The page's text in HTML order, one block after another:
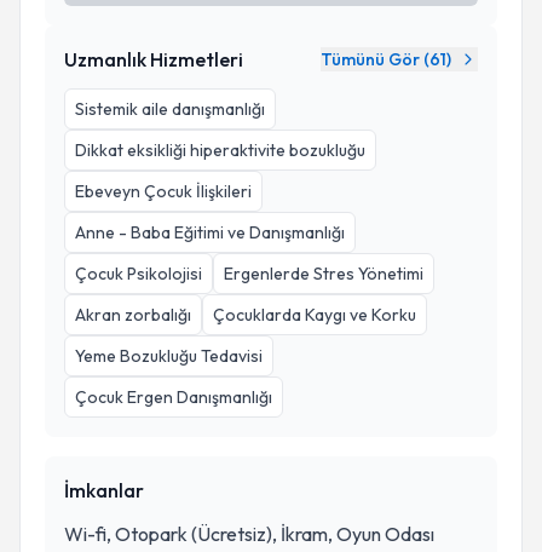
Uzmanlık Hizmetleri Tümünü Gör (61)
Sistemik aile danışmanlığı
Dikkat eksikliği hiperaktivite bozukluğu
Ebeveyn Çocuk İlişkileri
Anne - Baba Eğitimi ve Danışmanlığı
Çocuk Psikolojisi
Ergenlerde Stres Yönetimi
Akran zorbalığı
Çocuklarda Kaygı ve Korku
Yeme Bozukluğu Tedavisi
Çocuk Ergen Danışmanlığı
İmkanlar
Wi-fi, Otopark (Ücretsiz), İkram, Oyun Odası